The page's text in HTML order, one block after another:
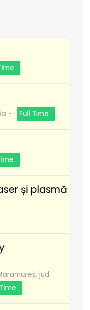
Full Time
și plasmă
jud.